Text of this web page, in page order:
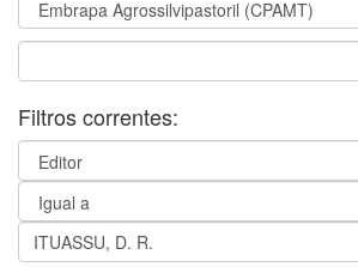
Filtros correntes: